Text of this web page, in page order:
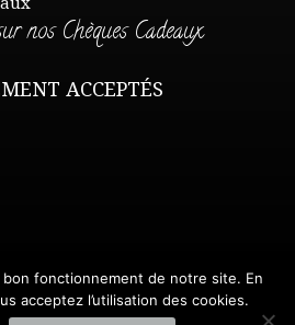
nos Chèques Cadeaux
ACCEPTÉS
fonctionnement de notre site. En
acceptez l’utilisation des cookies.